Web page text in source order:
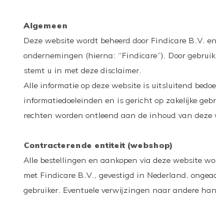
Algemeen
Deze website wordt beheerd door Findicare B.V.
ondernemingen (hierna: “Findicare”). Door
stemt u in met deze disclaimer.
Alle informatie op deze website is uitsluitend
informatiedoeleinden en is gericht op zakelijke
rechten worden ontleend aan de inhoud van deze
Contracterende entiteit (webshop)
Alle bestellingen en aankopen via deze website
met Findicare B.V., gevestigd in Nederland,
gebruiker. Eventuele verwijzingen naar andere